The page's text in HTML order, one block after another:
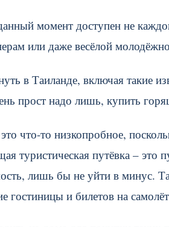
момент доступен не
или даже весёлой
в Таиланде, включая такие
прост надо лишь, купить
что-то низкопробное,
туристическая путёвка – это
лишь бы не уйти в минус.
гостиницы и билетов на